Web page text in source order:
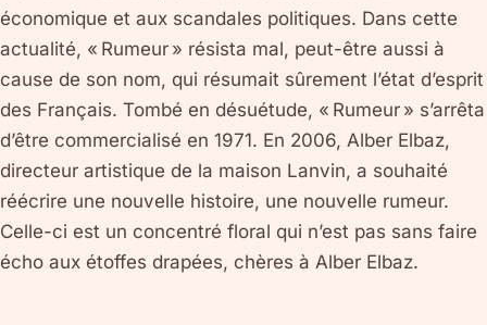
économique et aux scandales politiques. Dans cette
actualité, « Rumeur » résista mal, peut-être aussi à
cause de son nom, qui résumait sûrement l’état d’esprit
des Français. Tombé en désuétude, « Rumeur » s’arrêta
d’être commercialisé en 1971. En 2006, Alber Elbaz,
directeur artistique de la maison Lanvin, a souhaité
réécrire une nouvelle histoire, une nouvelle rumeur.
Celle-ci est un concentré floral qui n’est pas sans faire
écho aux étoffes drapées, chères à Alber Elbaz.